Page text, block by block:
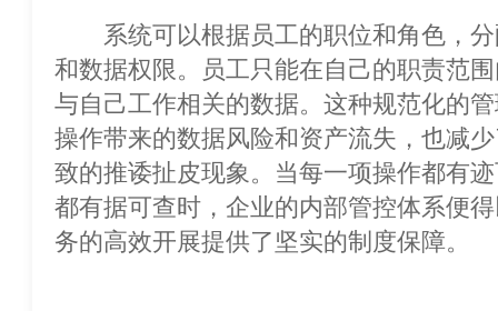
系统可以根据员工的职位和角色，分
和数据权限。员工只能在自己的职责
与自己工作相关的数据。这种规范化的
操作带来的数据风险和资产流失，也减
致的推诿扯皮现象。当每一项操作都有
都有据可查时，企业的内部管控体系便得以
务的高效开展提供了坚实的制度保障。